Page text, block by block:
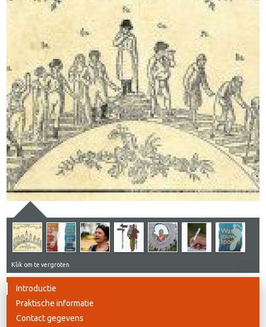
Klik om te vergroten
Introductie
Praktische informatie
Contact gegevens